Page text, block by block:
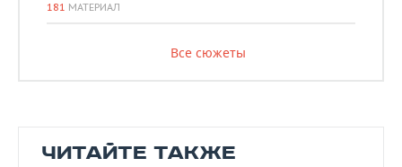
181 МАТЕРИАЛ
Все сюжеты
ЧИТАЙТЕ ТАКЖЕ